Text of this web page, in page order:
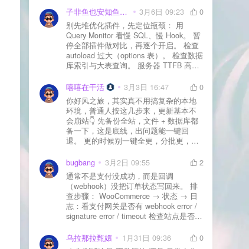
子非鱼也安知鱼之乐 3月6日 09:23
0
别先堆优化插件，先定位瓶颈： 用
Query Monitor 看慢 SQL、慢 Hook。 暂
停全部插件做对比，再逐个开启。 检查
autoload 过大（options 表）。 检查数据
库索引与大表查询。 服务器 TTFB 高就
嘻嘻在干活
3月3日 16:47
0
你好风之旅，其实真不用搞复杂的本地
环境，普通人按这几步来，更新基本不
会崩站👇 先备份全站，文件 + 数据库都
备一下，这是底线，出问题能一键回
退。 更的时候别一键全更，分批更，先
立刻清缓存，去前台检查首页、文章
页、按钮、表单这些关键位置。 最好再
装个支持版本回滚的插件，万一崩了，
一秒切回旧版。 总结来说：先备份、分
批更、更完查、留退路，稳得很✅😎希望
能帮到你
bugbang 3月2日 09:55
2
通常不是支付没成功，而是回调
（webhook）没把订单状态写回来。 排
查步骤： WooCommerce → 状态 → 日
志：看支付网关是否有 webhook error /
signature error / timeout 检查站点是否被
全插件） 检查是否启用了“缓存结账页/接
口路径”（结账页和回调接口不应缓存）
乌拉那拉甄嬛 1月31日 09:36
0